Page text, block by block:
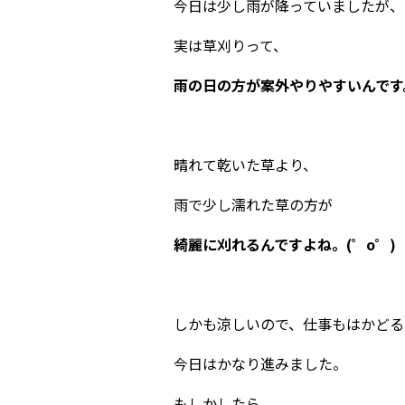
今日は少し雨が降っていましたが、
実は草刈りって、
雨の日の方が案外やりやすいんです
晴れて乾いた草より、
雨で少し濡れた草の方が
綺麗に刈れるんですよね。(゜o゜)
しかも涼しいので、仕事もはかどる
今日はかなり進みました。